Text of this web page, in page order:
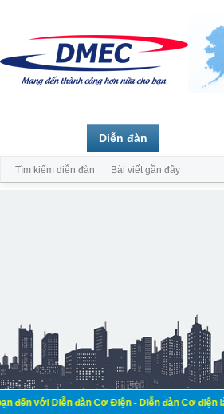
đàn Cơ Điện - Diễn đàn Cơ điện là nơi
Diễn đàn
Tìm kiếm diễn đàn Bài viết gần đây